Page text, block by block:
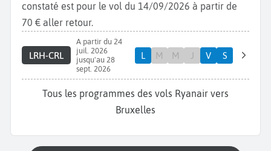
constaté est pour le vol du 14/09/2026 à partir de
70 € aller retour.
LRH-CRL
A partir du 24
juil. 2026
jusqu'au 28
sept. 2026
L M M J V S
Tous les programmes des vols Ryanair vers
Bruxelles